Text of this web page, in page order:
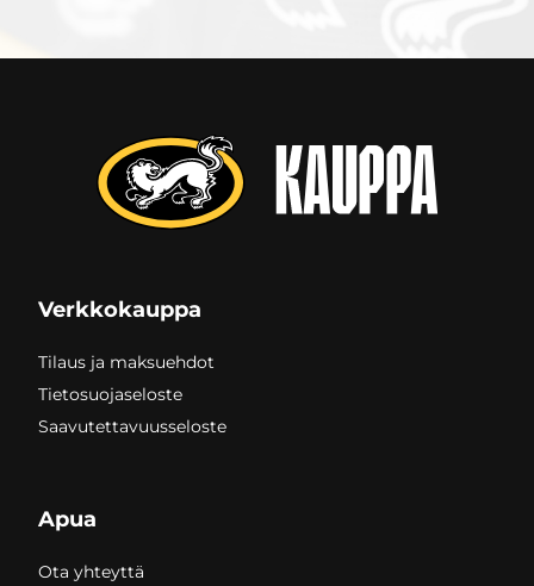
Verkkokauppa
Tilaus ja maksuehdot
Tietosuojaseloste
Saavutettavuusseloste
Apua
Ota yhteyttä